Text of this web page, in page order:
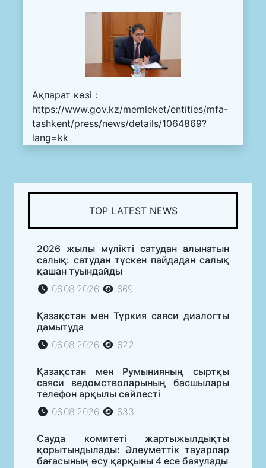
Ақпарат көзі :
https://www.gov.kz/memleket/entities/mfa-
tashkent/press/news/details/1064869?
lang=kk
TOP LATEST NEWS
2026 жылы мүлікті сатудан алынатын
салық: сатудан түскен пайдадан салық
қашан туындайды
06.08.2026
669
Қазақстан мен Түркия саяси диалогты
дамытуда
06.08.2026
622
Қазақстан мен Румынияның сыртқы
саяси ведомстволарының басшылары
телефон арқылы сөйлесті
06.08.2026
633
Сауда комитеті жартыжылдықты
қорытындылады: Әлеуметтік тауарлар
бағасының өсу қарқыны 4 есе баяулады